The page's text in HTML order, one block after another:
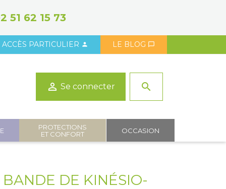
51 62 15 73
ACCÈS PARTICULIER  LE BLOG 
 Se connecter search
PROTECTIONS
ET CONFORT
OCCASION
DE KINÉSIO-